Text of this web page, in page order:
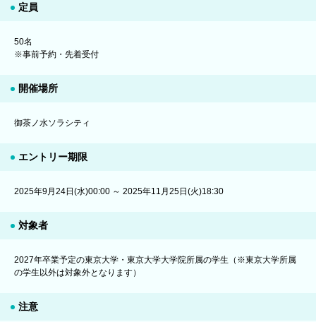
定員
50名
※事前予約・先着受付
開催場所
御茶ノ水ソラシティ
エントリー期限
2025年9月24日(水)00:00 ～ 2025年11月25日(火)18:30
対象者
2027年卒業予定の東京大学・東京大学大学院所属の学生（※東京大学所属
の学生以外は対象外となります）
注意